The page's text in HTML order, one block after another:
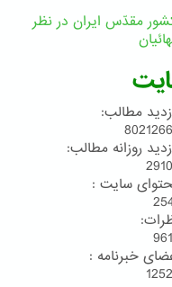
مقدّس ایران در نظر
مطالب:
روزانه مطالب:
سایت :
خبرنامه :